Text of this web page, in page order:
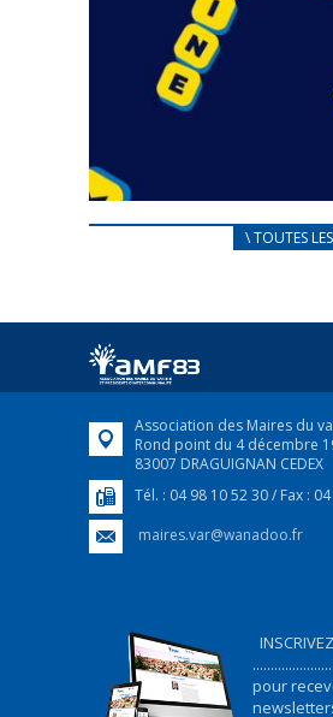
CARNET D’ACCUEIL
Afin d’accompagner au mieux
FEUILLETER
\ TOUTES
Association des Maires du
Rond point du 4 décembre
83007 DRAGUIGNAN CEDEX
Tél. : 04 98 10 52 30 / Fax :
maires.var@wanadoo.fr
pour